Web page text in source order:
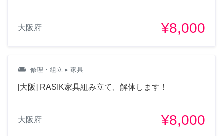
大阪府 ¥8,000
weekend 修理・組立 ▸ 家具
[大阪] RASIK家具組み立て、解体します！
大阪府 ¥8,000